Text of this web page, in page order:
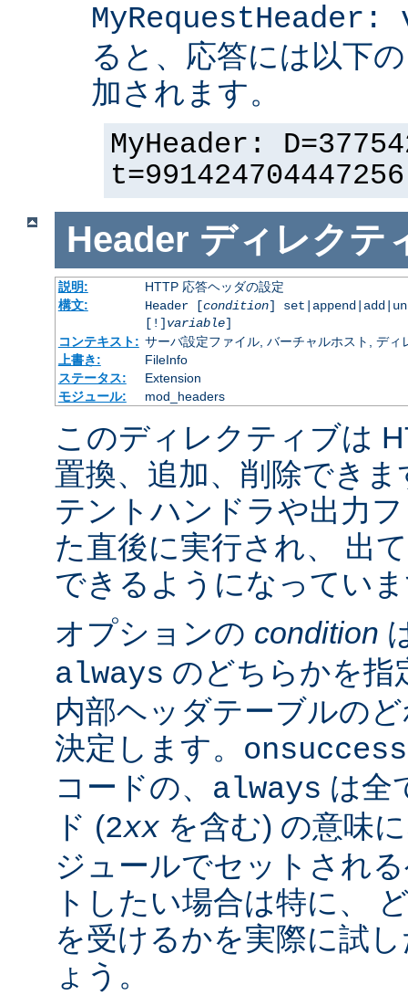
MyRequestHeader:
ると、応答には以下
加されます。
MyHeader:
Header ディレクテ
説明:
HTTP 応答ヘッダの設定
構文:
Header [condition]
[!] variable]
コンテキスト: サーバ設定ファイル, バーチャルホスト, ディ
上書き:
FileInfo
ステータス:
Extension
モジュール:
mod_headers
このディレクティブは
置換、追加、削除でき
テントハンドラや出力
た直後に実行され、 出
できるようになってい
オプションの condition
always のどちらかを指
内部ヘッダテーブルの
決定します。 onsuccess
コードの、 always は全
ド (2xx を含む) の意味
ジュールでセットされ
トしたい場合は特に、
を受けるかを実際に試
ょう。